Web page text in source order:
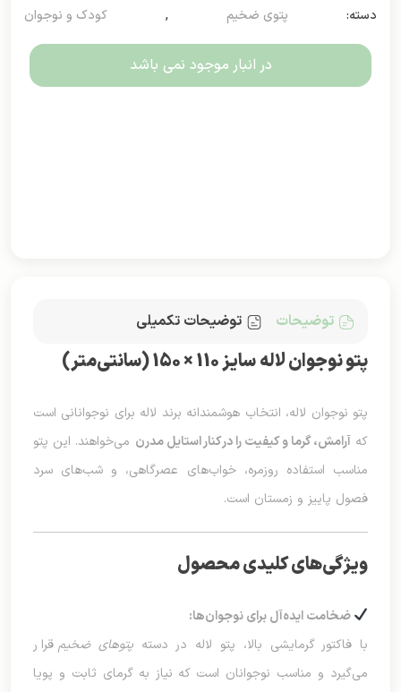
دسته: پتوی ضخیم , کودک و نوجوان
در انبار موجود نمی باشد
توضیحات توضیحات تکمیلی
پتو نوجوان لاله سایز 110 × 150 (سانتی‌متر)
پتو نوجوان لاله، انتخاب هوشمندانه برند لاله برای نوجوانانی است
کهآرامش، گرما و کیفیت را در کنار استایل مدرن می‌خواهند. این پتو
مناسب استفاده روزمره، خواب‌های عصرگاهی، و شب‌های سرد
فصول پاییز و زمستان است.
ویژگی‌های کلیدی محصول
ضخامت ایده‌آل برای نوجوان‌ها:
با فاکتور گرمایشی بالا، پتو لاله در دسته پتوهای ضخیم قرار
می‌گیرد و مناسب نوجوانان است که نیاز به گرمای ثابت و پویا